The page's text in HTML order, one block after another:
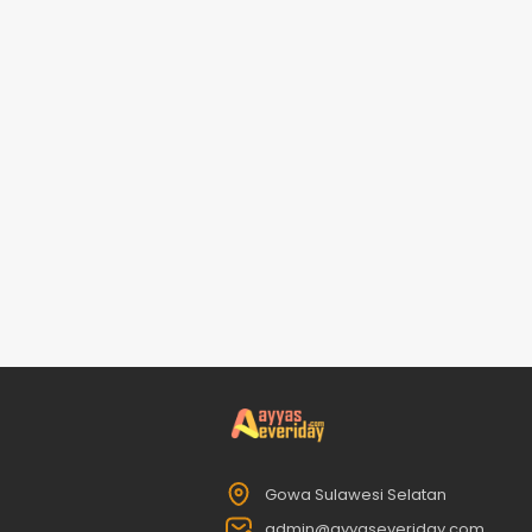
Gowa Sulawesi Selatan